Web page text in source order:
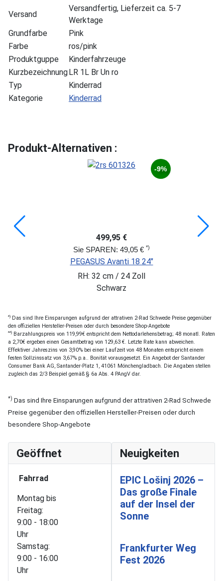
Versand
Versandfertig, Lieferzeit ca. 5-7
Werktage
Grundfarbe
Pink
Farbe
ros/pink
Produktguppe
Kinderfahrzeuge
KurzbezeichnungLR 1L Br Un ro
Typ
Kinderrad
Kategorie
Kinderrad
Produkt-Alternativen :
-9%
499,95 €
Sie SPAREN: 49,05 € *)
PEGASUS Avanti 18 24"
RH: 32 cm / 24 Zoll
Schwarz
*) Das sind Ihre Einsparungen aufgrund der attrativen 2-Rad Schwede Preise gegenüber
den offiziellen Hersteller-Preisen oder durch besondere Shop-Angebote
**) Barzahlungspreis von 119,99€ entspricht dem Nettodarlehensbetrag; 48 monatl. Raten
a 2,70€ ergeben einen Gesamtbetrag von 129,63 €. Letzte Rate kann abweichen.
Effektiver Jahreszins von 3,90% bei einer Laufzeit von 48 Monaten entspricht einem
festen Sollzinssatz von 3,67% p.a.. Bonität vorausgesetzt. Ein Angebot der Santander
Consumer Bank AG, Santander-Platz 1, 41061 Mönchengladbach. Die Angaben stellen
zugleich das 2/3 Beispiel gemäß § 6a Abs. 4 PAngV dar.
*) Das sind Ihre Einsparungen aufgrund der attrativen 2-Rad Schwede
Preise gegenüber den offiziellen Hersteller-Preisen oder durch
besondere Shop-Angebote
Geöffnet
Fahrrad
Montag bis
Freitag:
9:00 - 18:00
Uhr
Samstag:
9:00 - 16:00
Uhr
Neuigkeiten
EPIC Lošinj 2026 –
Das große Finale
auf der Insel der
Sonne
Frankfurter Weg
Fest 2026